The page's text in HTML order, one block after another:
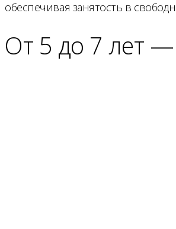
обеспечивая занятость в
От 5 до 7 лет